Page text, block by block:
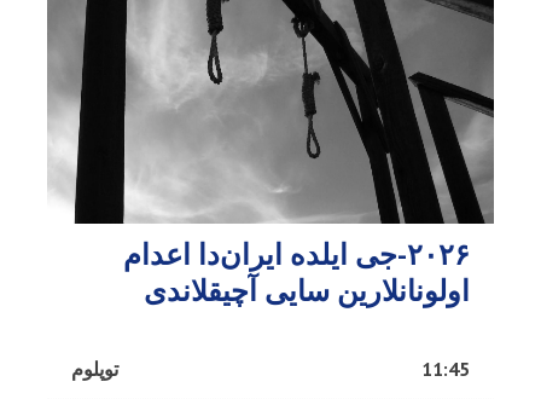
۲۰۲۶-جی ایلده ایران‌دا اعدام
اولونانلارین سایی آچیقلاندی
توپلوم 11:45